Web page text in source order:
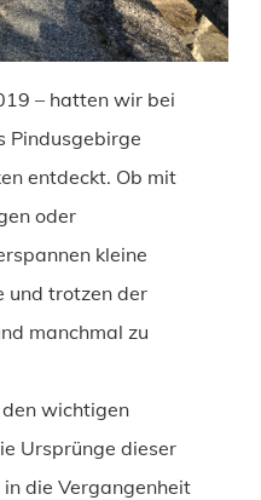
– hatten wir bei
Pindusgebirge
entdeckt. Ob mit
oder
kleine
und trotzen der
manchmal zu
den wichtigen
Ursprünge dieser
die Vergangenheit